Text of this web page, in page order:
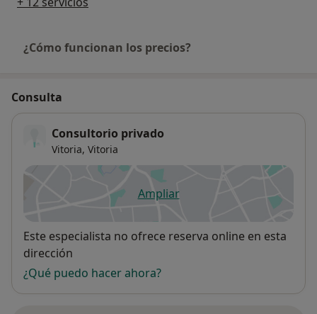
¿Cómo funcionan los precios?
Consulta
Consultorio privado
Vitoria, Vitoria
Ampliarse abre en una nueva
Disponibilidad
Este especialista no ofrece reserva online en esta
dirección
¿Qué puedo hacer ahora?